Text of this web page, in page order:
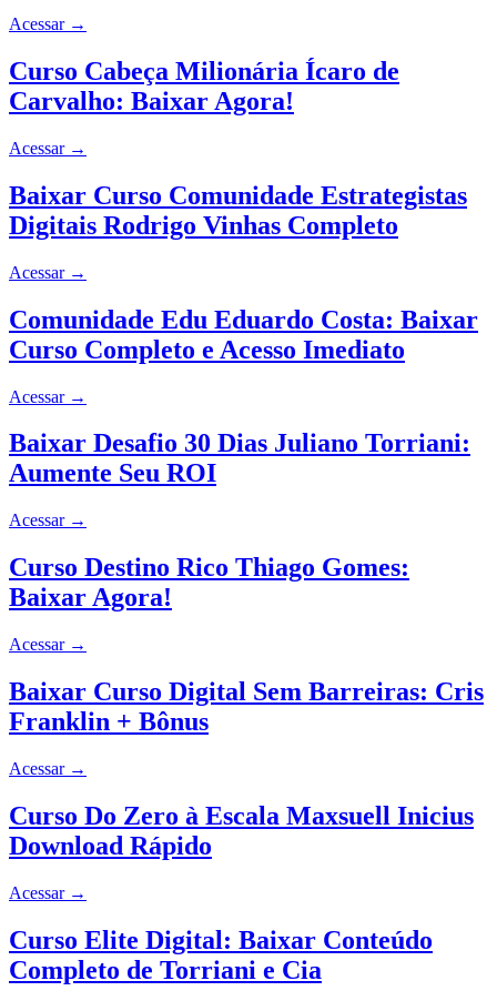
Acessar →
Curso Cabeça Milionária Ícaro de
Carvalho: Baixar Agora!
Acessar →
Baixar Curso Comunidade Estrategistas
Digitais Rodrigo Vinhas Completo
Acessar →
Comunidade Edu Eduardo Costa: Baixar
Curso Completo e Acesso Imediato
Acessar →
Baixar Desafio 30 Dias Juliano Torriani:
Aumente Seu ROI
Acessar →
Curso Destino Rico Thiago Gomes:
Baixar Agora!
Acessar →
Baixar Curso Digital Sem Barreiras: Cris
Franklin + Bônus
Acessar →
Curso Do Zero à Escala Maxsuell Inicius
Download Rápido
Acessar →
Curso Elite Digital: Baixar Conteúdo
Completo de Torriani e Cia